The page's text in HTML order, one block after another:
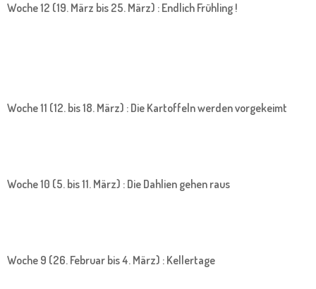
Woche 12 (19. März bis 25. März) : Endlich Frühling !
Woche 11 (12. bis 18. März) : Die Kartoffeln werden vorgekeimt
Woche 10 (5. bis 11. März) : Die Dahlien gehen raus
Woche 9 (26. Februar bis 4. März) : Kellertage